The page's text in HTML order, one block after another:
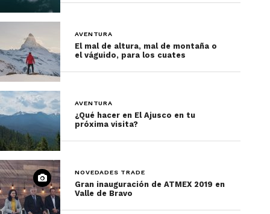
AVENTURA
El mal de altura, mal de montaña o
el váguido, para los cuates
AVENTURA
¿Qué hacer en El Ajusco en tu
próxima visita?
NOVEDADES TRADE
Gran inauguración de ATMEX 2019 en
Valle de Bravo